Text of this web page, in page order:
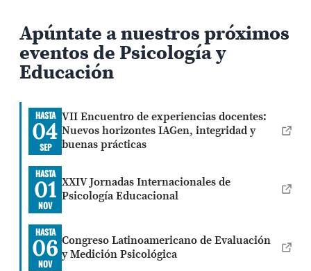
Apúntate a nuestros próximos
eventos de Psicología y
Educación
HASTA
04
SEP
VII Encuentro de experiencias docentes:
Nuevos horizontes IAGen, integridad y
buenas prácticas
HASTA
01
NOV
XXIV Jornadas Internacionales de
Psicología Educacional
HASTA
06
NOV
Congreso Latinoamericano de Evaluación
y Medición Psicológica